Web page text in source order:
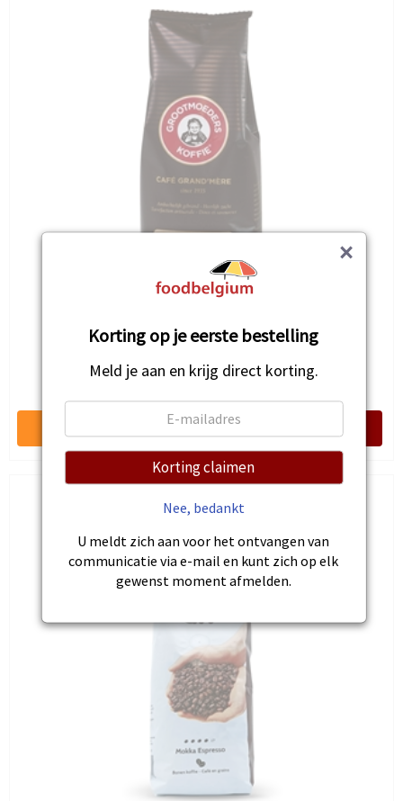
Koffie Extra Dessert - bonen
×
Korting op je eerste bestelling
Meld je aan en krijg direct korting.
Korting claimen
Nee, bedankt
U meldt zich aan voor het ontvangen van
communicatie via e-mail en kunt zich op elk
gewenst moment afmelden.